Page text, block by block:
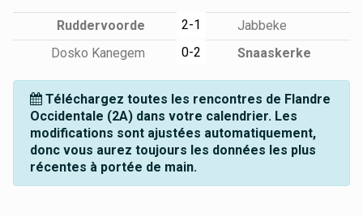
Ruddervoorde 2-1
Jabbeke
Dosko Kanegem
0-2 Snaaskerke
Téléchargez toutes les rencontres de Flandre
Occidentale (2A) dans votre calendrier. Les
modifications sont ajustées automatiquement,
donc vous aurez toujours les données les plus
récentes à portée de main.